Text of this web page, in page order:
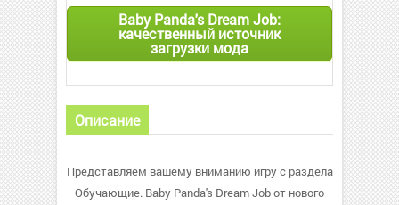
Baby Panda's Dream Job:
качественный источник
загрузки мода
Описание
Представляем вашему вниманию игру с раздела
Обучающие. Baby Panda's Dream Job от нового